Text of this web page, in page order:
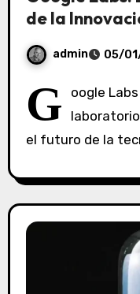
de la
admin 05/
i
n
c
m
t
G
oogle
el futuro de la